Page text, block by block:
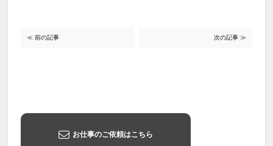
≪ 前の記事 次の記事 ≫
お仕事のご依頼はこちら